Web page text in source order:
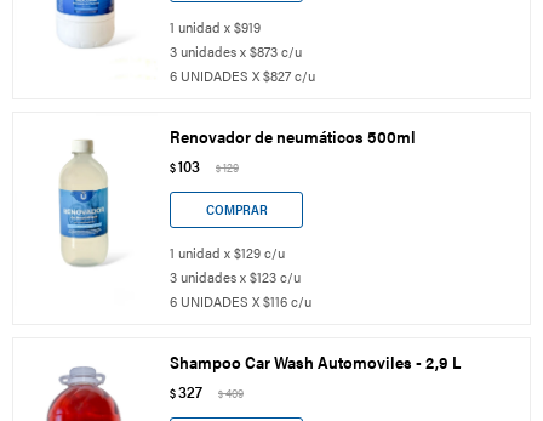
1 unidad x $919
3 unidades x $873 c/u
6 UNIDADES X $827 c/u
Renovador de neumáticos 500ml
$103 $129
1 unidad x $129 c/u
3 unidades x $123 c/u
6 UNIDADES X $116 c/u
Shampoo Car Wash Automoviles - 2,9 L
$327 $409